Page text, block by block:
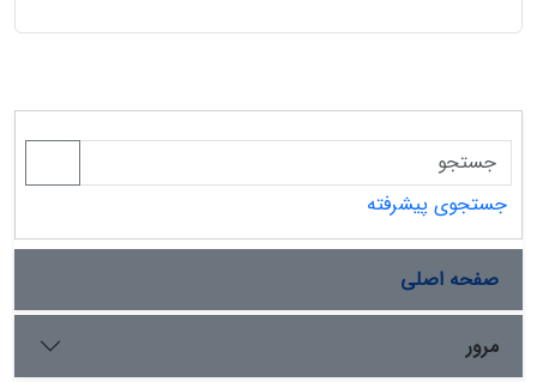
جستجوی پیشرفته
صفحه اصلی
مرور